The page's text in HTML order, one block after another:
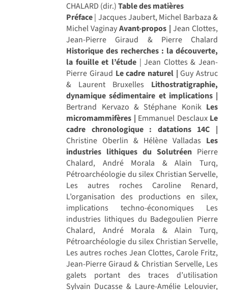
CHALARD (dir.)Table des matières
Préface| Jacques Jaubert, Michel Barbaza &
Michel VaginayAvant-propos | Jean Clottes,
Jean-Pierre Giraud & Pierre Chalard
Historique des recherches : la découverte,
la fouille et l’étude| Jean Clottes & Jean-
Pierre Giraud Le cadre naturel | Guy Astruc
& Laurent Bruxelles Lithostratigraphie,
dynamique sédimentaire et implications |
Bertrand Kervazo & Stéphane Konik Les
micromammifères | Emmanuel Desclaux Le
cadre chronologique : datations 14C |
Christine Oberlin & Hélène Valladas Les
industries lithiques du Solutréen Pierre
Chalard, André Morala & Alain Turq,
Pétroarchéologie du silex Christian Servelle,
Les autres roches Caroline Renard,
L’organisation des productions en silex,
implications techno-économiques Les
industries lithiques du Badegoulien Pierre
Chalard, André Morala & Alain Turq,
Pétroarchéologie du silex Christian Servelle,
Les autres roches Jean Clottes, Carole Fritz,
Jean-Pierre Giraud & Christian Servelle, Les
galets portant des traces d’utilisation
Sylvain Ducasse & Laure-Amélie Lelouvier,